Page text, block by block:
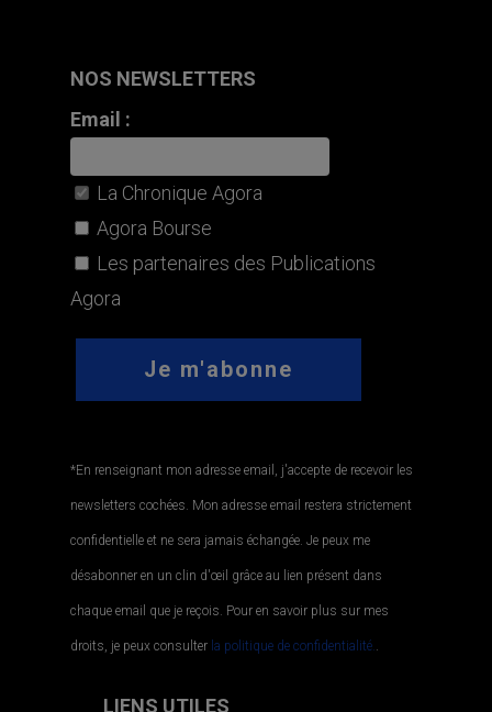
NOS NEWSLETTERS
Email :
La Chronique Agora
Agora Bourse
Les partenaires des Publications
Agora
*En renseignant mon adresse email, j'accepte de recevoir les
newsletters cochées. Mon adresse email restera strictement
confidentielle et ne sera jamais échangée. Je peux me
désabonner en un clin d'œil grâce au lien présent dans
chaque email que je reçois. Pour en savoir plus sur mes
droits, je peux consulter la politique de confidentialité..
LIENS UTILES